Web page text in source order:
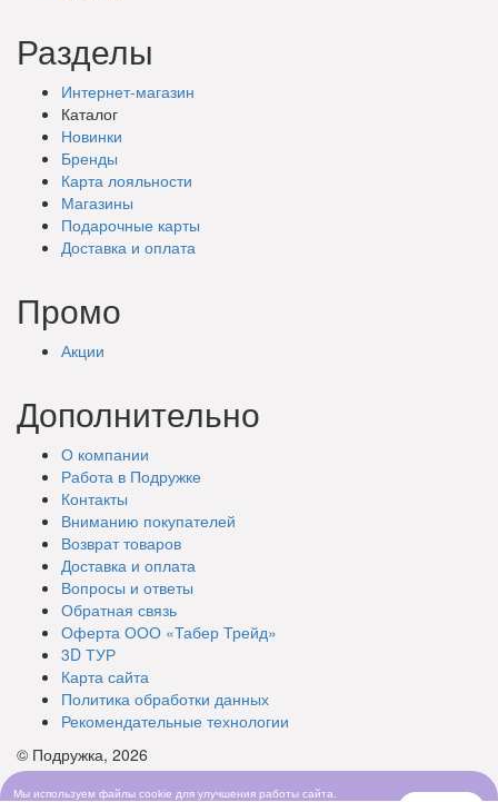
Разделы
Интернет-магазин
Каталог
Новинки
Бренды
Карта лояльности
Магазины
Подарочные карты
Доставка и оплата
Промо
Акции
Дополнительно
О компании
Работа в Подружке
Контакты
Вниманию покупателей
Возврат товаров
Доставка и оплата
Вопросы и ответы
Обратная связь
Оферта ООО «Табер Трейд»
3D ТУР
Карта сайта
Политика обработки данных
Рекомендательные технологии
© Подружка, 2026
Мы используем файлы cookie для улучшения работы сайта.